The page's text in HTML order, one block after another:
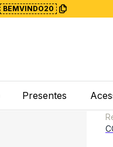
BEMVINDO20
Presentes